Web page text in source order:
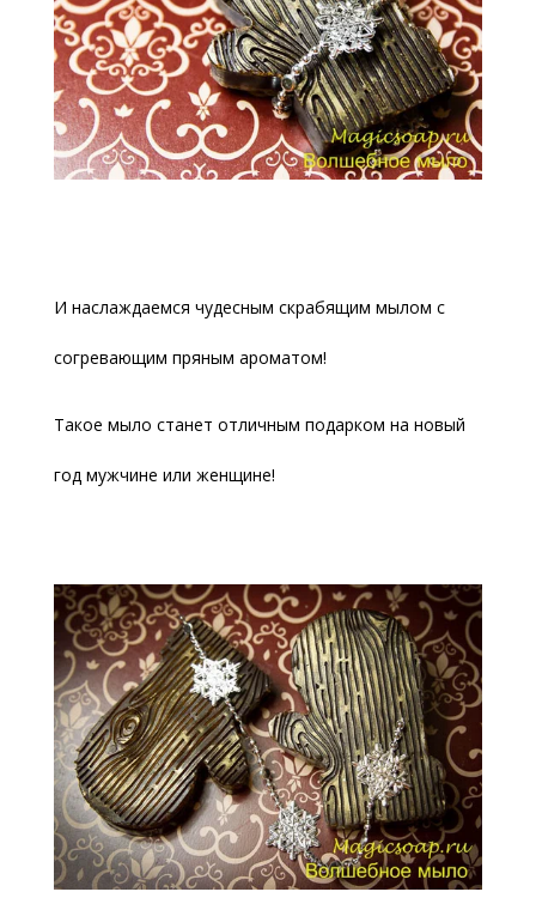
И наслаждаемся чудесным скрабящим мылом с
согревающим пряным ароматом!
Такое мыло станет отличным подарком на новый
год мужчине или женщине!